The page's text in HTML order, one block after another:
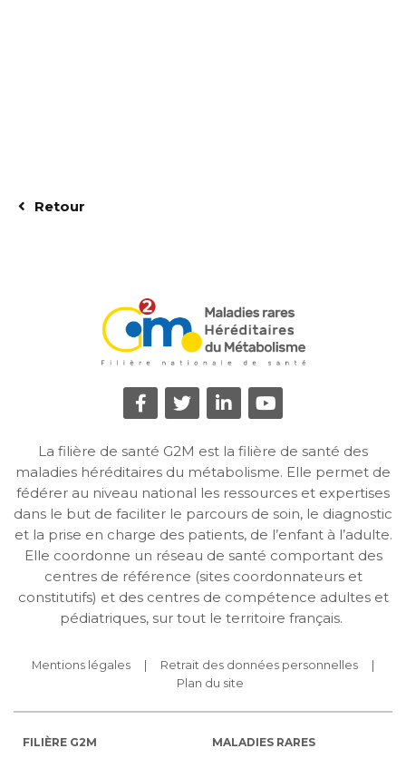
Retour
La filière de santé G2M est la filière de santé des
maladies héréditaires du métabolisme. Elle permet de
fédérer au niveau national les ressources et expertises
dans le but de faciliter le parcours de soin, le diagnostic
et la prise en charge des patients, de l’enfant à l’adulte.
Elle coordonne un réseau de santé comportant des
centres de référence (sites coordonnateurs et
constitutifs) et des centres de compétence adultes et
pédiatriques, sur tout le territoire français.
Mentions légales
Retrait des données personnelles
Plan du site
FILIÈRE G2M MALADIES RARES